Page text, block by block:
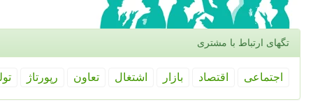
تگهای ارتباط با مشتری
اجتماعی اقتصاد بازار اشتغال تعاون رپورتاژ